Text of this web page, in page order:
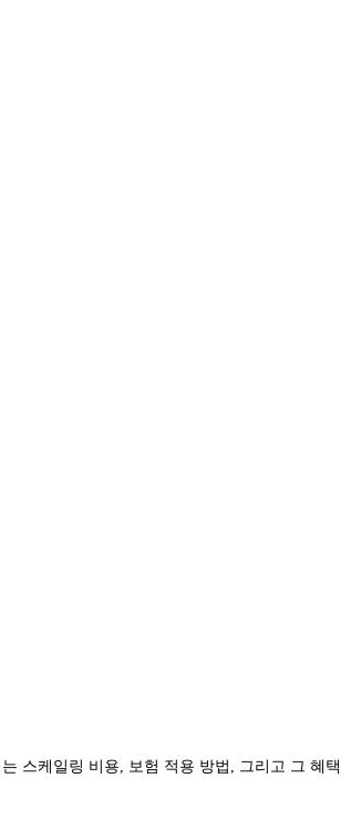
스케일링 비용, 보험 적용 방법, 그리고 그 혜택